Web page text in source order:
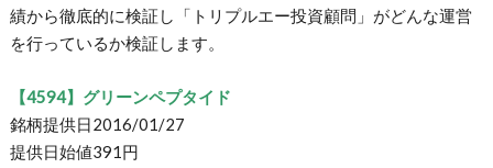
績から徹底的に検証し「トリプルエー投資顧問」がどんな運営
を行っているか検証します。
【4594】グリーンペプタイド
銘柄提供日2016/01/27
提供日始値391円